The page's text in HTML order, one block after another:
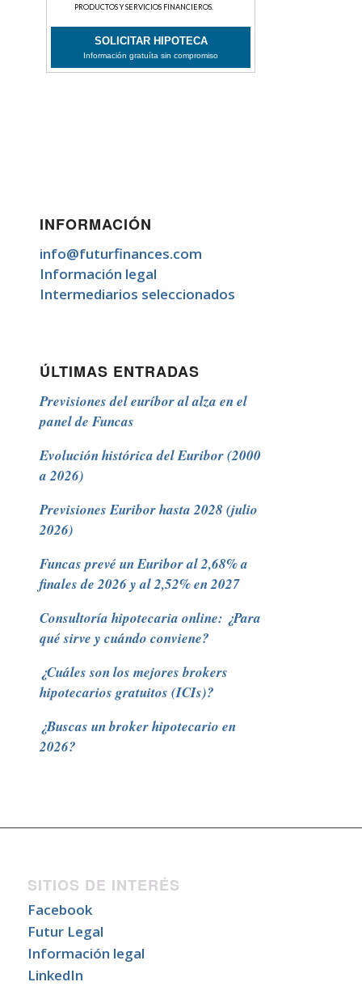
INFORMACIÓN
info@futurfinances.com
Información legal
Intermediarios seleccionados
ÚLTIMAS ENTRADAS
Previsiones del euríbor al alza en el
panel de Funcas
Evolución histórica del Euribor (2000
a 2026)
Previsiones Euribor hasta 2028 (julio
2026)
Funcas prevé un Euribor al 2,68% a
finales de 2026 y al 2,52% en 2027
Consultoría hipotecaria online: ¿Para
qué sirve y cuándo conviene?
¿Cuáles son los mejores brokers
hipotecarios gratuitos (ICIs)?
¿Buscas un broker hipotecario en
2026?
SITIOS DE INTERÉS
Facebook
Futur Legal
Información legal
LinkedIn